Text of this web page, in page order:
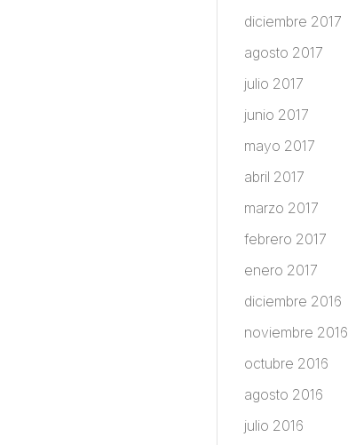
diciembre 2017
agosto 2017
julio 2017
junio 2017
mayo 2017
abril 2017
marzo 2017
febrero 2017
enero 2017
diciembre 2016
noviembre 2016
octubre 2016
agosto 2016
julio 2016